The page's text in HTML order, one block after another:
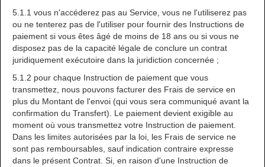
5.1.1 vous n'accéderez pas au Service, vous ne l'utiliserez pas
ou ne tenterez pas de l'utiliser pour fournir des Instructions de
paiement si vous êtes âgé de moins de 18 ans ou si vous ne
disposez pas de la capacité légale de conclure un contrat
juridiquement exécutoire dans la juridiction concernée ;
5.1.2 pour chaque Instruction de paiement que vous
transmettez, nous pouvons facturer des Frais de service en
plus du Montant de l'envoi (qui vous sera communiqué avant la
confirmation du Transfert). Le paiement devient exigible au
moment où vous transmettez votre Instruction de paiement.
Dans les limites autorisées par la loi, les Frais de service ne
sont pas remboursables, sauf indication contraire expresse
dans le présent Contrat. Si, en raison d'une Instruction de